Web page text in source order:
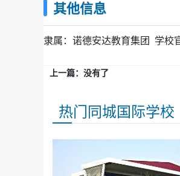
其他信息
隶属： 诺德安达教育集团 学校
上一篇：没有了
热门同城国际学校